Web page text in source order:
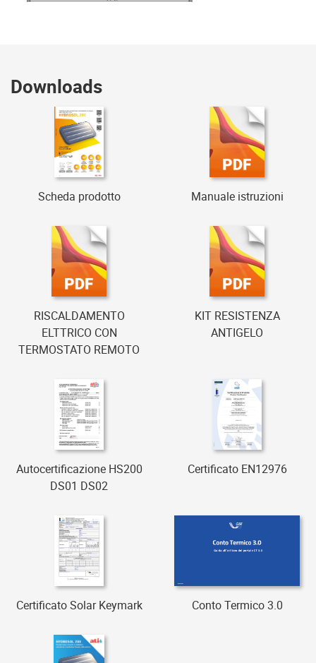
Downloads
Scheda prodotto Manuale istruzioni
RISCALDAMENTO
ELTTRICO CON
TERMOSTATO REMOTO
KIT RESISTENZA
ANTIGELO
Autocertificazione HS200
DS01 DS02
Certificato EN12976
Certificato Solar Keymark Conto Termico 3.0